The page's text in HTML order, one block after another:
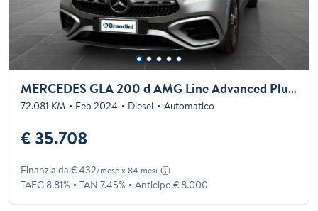
MERCEDES GLA 200 d AMG Line Advanced Plus auto
72.081 KM Feb 2024 Diesel Automatico
€ 35.708
Finanzia da € 432/mese x 84 mesi
TAEG 8.81% TAN 7.45% Anticipo € 8.000